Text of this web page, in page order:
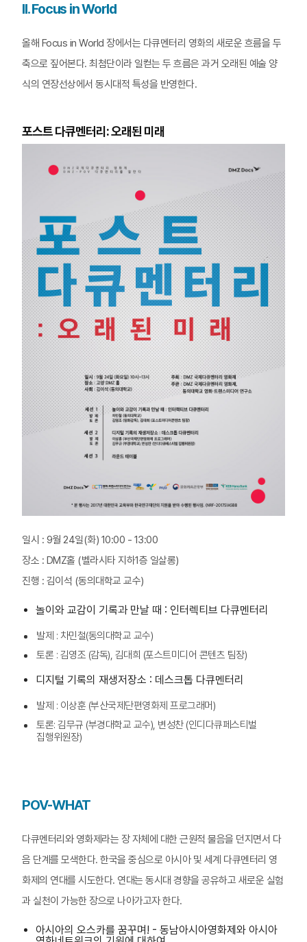
II. Focus in World
올해 Focus in World 장에서는 다큐멘터리 영화의 새로운 흐름을 두
축으로 짚어본다. 최첨단이라 일컫는 두 흐름은 과거 오래된 예술 양
식의 연장선상에서 동시대적 특성을 반영한다.
포스트 다큐멘터리: 오래된 미래
일시 : 9월 24일(화) 10:00 - 13:00
장소 : DMZ홀 (벨라시타 지하1층 일살롱)
진행 : 김이석 (동의대학교 교수)
놀이와 교감이 기록과 만날 때 : 인터렉티브 다큐멘터리
발제 : 차민철(동의대학교 교수)
토론 : 김영조 (감독), 김대희 (포스트미디어 콘텐츠 팀장)
디지털 기록의 재생저장소 : 데스크톱 다큐멘터리
발제 : 이상훈 (부산국제단편영화제 프로그래머)
토론: 김무규 (부경대학교 교수), 변성찬 (인디다큐페스티벌
집행위원장)
POV-WHAT
다큐멘터리와 영화제라는 장 자체에 대한 근원적 물음을 던지면서 다
음 단계를 모색한다. 한국을 중심으로 아시아 및 세계 다큐멘터리 영
화제의 연대를 시도한다. 연대는 동시대 경향을 공유하고 새로운 실험
과 실천이 가능한 장으로 나아가고자 한다.
아시아의 오스카를 꿈꾸며! - 동남아시아영화제와 아시아